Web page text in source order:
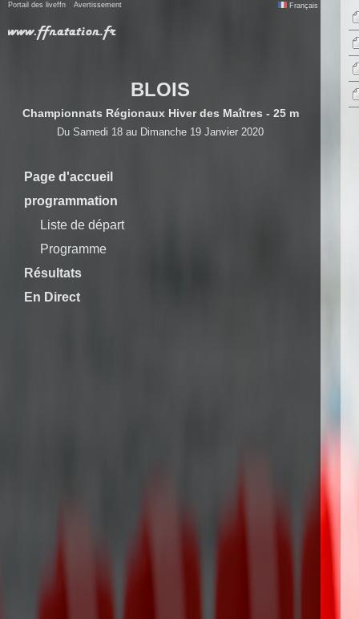
Portail des liveffn Avertissement Français
BLOIS
Championnats Régionaux Hiver des Maîtres - 25 m
Du Samedi 18 au Dimanche 19 Janvier 2020
Page d'accueil
programmation
Liste de départ
Programme
Résultats
En Direct